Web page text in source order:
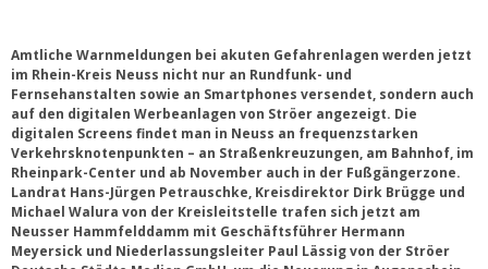
Amtliche Warnmeldungen bei akuten Gefahrenlagen werden jetzt
im Rhein-Kreis Neuss nicht nur an Rundfunk- und
Fernsehanstalten sowie an Smartphones versendet, sondern auch
auf den digitalen Werbeanlagen von Ströer angezeigt. Die
digitalen Screens findet man in Neuss an frequenzstarken
Verkehrsknotenpunkten – an Straßenkreuzungen, am Bahnhof, im
Rheinpark-Center und ab November auch in der Fußgängerzone.
Landrat Hans-Jürgen Petrauschke, Kreisdirektor Dirk Brügge und
Michael Walura von der Kreisleitstelle trafen sich jetzt am
Neusser Hammfelddamm mit Geschäftsführer Hermann
Meyersick und Niederlassungsleiter Paul Lässig von der Ströer